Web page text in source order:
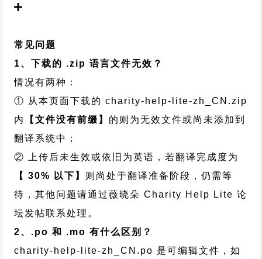
常见问题
1、下载的 .zip 语言文件无效？
情况有两种：
① 从本页面下载的 charity-help-lite-zh_CN.zip
内
【文件没有前缀】 的则为无效文件或尚未添加到
翻译系统中；
② 上传后未生效或依旧为英语，若翻译完成度为
【 30% 以下】 则尚处于翻译准备阶段，仍需等
待，其他问题请通过薇晓朵 Charity Help Lite 论
坛发帖联系处理。
2、.po 和 .mo 有什么区别？
charity-help-lite-zh_CN.po 是可编辑文件，如